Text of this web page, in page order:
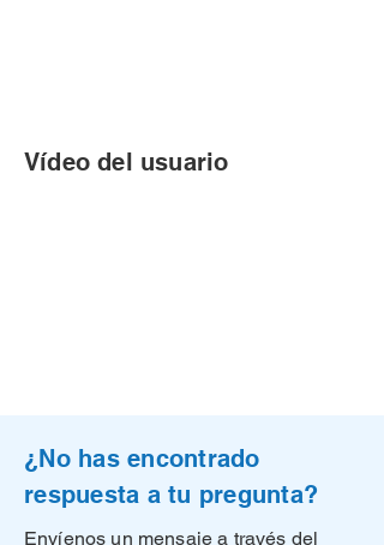
Vídeo del usuario
¿No has encontrado
respuesta a tu pregunta?
Envíenos un mensaje a través del